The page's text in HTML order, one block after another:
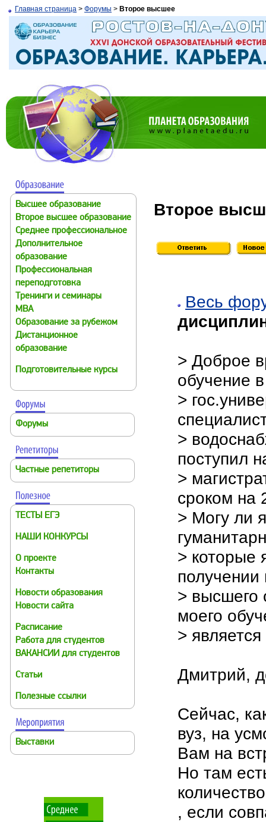
Главная страница > Форумы > Второе высшее
Высшее образование
Второе высшее образование
Среднее профессиональное
Дополнительное
образование
Профессиональная
переподготовка
Тренинги и семинары
MBA
Образование за рубежом
Дистанционное
образование
Подготовительные курсы
Форумы
Частные репетиторы
ТЕСТЫ ЕГЭ
НАШИ КОНКУРСЫ
О проекте
Контакты
Новости образования
Новости сайта
Расписание
Работа для студентов
ВАКАНСИИ для студентов
Статьи
Полезные ссылки
Выставки
Второе
Весь
> Доброе
обучение в
>
>
поступил
>
сроком на
> Могу ли
> которые
получении
> высшего
моего
>
Дмитрий,
Сейчас,
вуз, на
Вам на
Но там
, если